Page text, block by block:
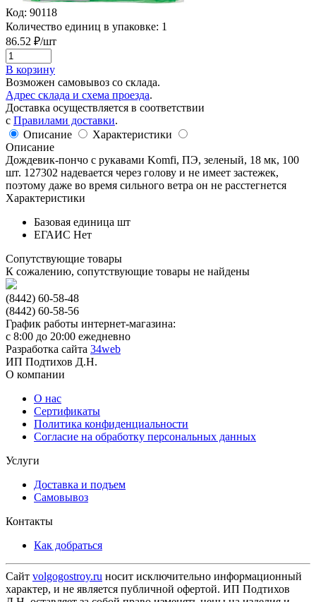
Код: 90118
Количество единиц в упаковке: 1
86.52 ₽/шт
В корзину
Возможен самовывоз со склада.
Адрес склада и схема проезда.
Доставка осуществляется в соответствии
с Правилами доставки.
Описание
Характеристики
Описание
Дождевик-пончо с рукавами Komfi, ПЭ, зеленый, 18 мк, 100
шт. 127302 надевается через голову и не имеет застежек,
поэтому даже во время сильного ветра он не расстегнется
Характеристики
Базовая единица шт
ЕГАИС Нет
Сопутствующие товары
К сожалению, сопутствующие товары не найдены
(8442) 60-58-48
(8442) 60-58-56
График работы интернет-магазина:
с 8:00 до 20:00 ежедневно
Разработка сайта 34web
ИП Подтихов Д.Н.
О компании
О нас
Сертификаты
Политика конфиденциальности
Согласие на обработку персональных данных
Услуги
Доставка и подъем
Самовывоз
Контакты
Как добраться
Сайт volgogostroy.ru носит исключительно информационный
характер, и не является публичной офертой. ИП Подтихов